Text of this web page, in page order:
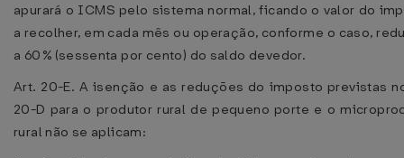
apurará o ICMS pelo sistema normal, ficando o valor do
a recolher, em cada mês ou operação, conforme o caso,
a 60% (sessenta por cento) do saldo devedor.
Art. 20-E. A isenção e as reduções do imposto previstas
20-D para o produtor rural de pequeno porte e o
rural não se aplicam: